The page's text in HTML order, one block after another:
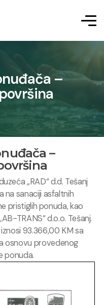
–
–
„RAD“ d.d. Tešanj
na sanaciji asfaltnih
pristiglih ponuda, kao
TRANS“ d.o.o. Tešanj.
93.366,00 KM sa
osnovu provedenog
ponuda.